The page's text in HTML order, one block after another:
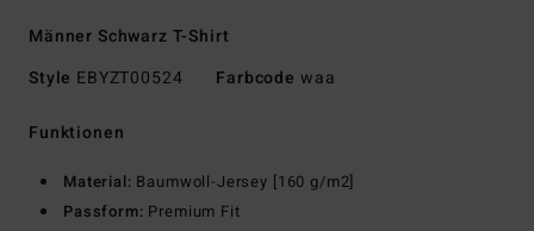
Männer Schwarz T-Shirt
Style EBYZT00524 Farbcode waa
Funktionen
Material: Baumwoll-Jersey [160 g/m2]
Passform: Premium Fit